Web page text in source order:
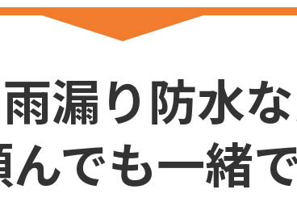
漏り防水
でも一緒